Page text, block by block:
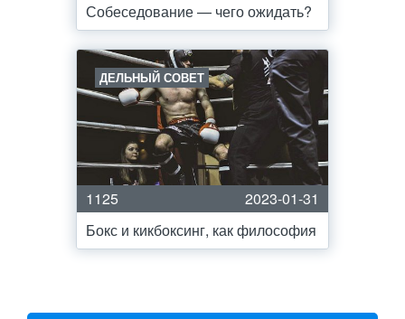
Собеседование — чего ожидать?
ДЕЛЬНЫЙ СОВЕТ
1125
2023-01-31
Бокс и кикбоксинг, как философия